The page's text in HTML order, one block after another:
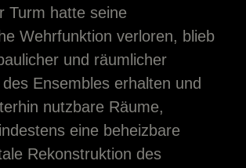
Turm hatte seine
Wehrfunktion verloren, blieb
und räumlicher
Ensembles erhalten und
nutzbare Räume,
eine beheizbare
Rekonstruktion des